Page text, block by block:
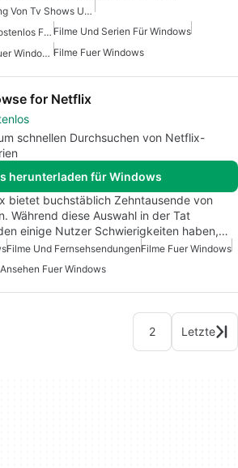
Apps Zur Verfolgung Von Tv Shows Und Filmen
Filme Und Tv Sendungen Kostenlos Fuer Windows Filme Und Serien Für Windows
Filme Kostenlos Ansehen Fuer Windows Filme Fuer Windows
for Netflix
schnellen Durchsuchen von Netflix-
herunterladen für Windows
bietet buchstäblich Zehntausende von
Während diese Auswahl in der Tat
einige Nutzer Schwierigkeiten haben,…
Filme Und FernsehsendungenFilme Fuer Windows
Fuer Windows
2 Letzte